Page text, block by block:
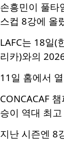
손흥민이 풀타
스컵 8강에 올
LAFC는 18일(
리카)와의
11일 홈에서
CONCACAF
승이 역대 최
지난 시즌엔 8